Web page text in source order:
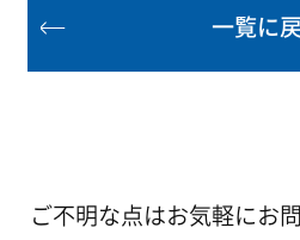
一覧に
ご不明な点はお気軽にお